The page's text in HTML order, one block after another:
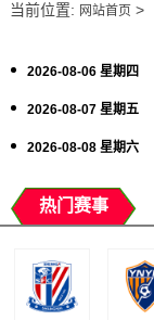
当前位置: 网站首页>
2026-08-06 星期四
2026-08-07 星期五
2026-08-08 星期六
热门赛事